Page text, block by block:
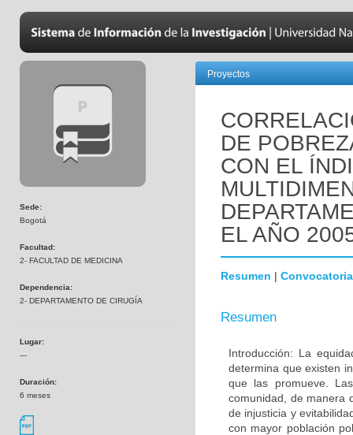
Sede:
Bogotá
Facultad:
2- FACULTAD DE MEDICINA
Dependencia:
2- DEPARTAMENTO DE CIRUGÍA
Lugar:
---
Duración:
6 meses
Proyectos
DE
CON EL
EL AÑO
Resumen | Convocatoria
Resumen
Introducción: La
determina que existen
que las promueve.
comunidad, de manera
de injusticia y
con mayor población